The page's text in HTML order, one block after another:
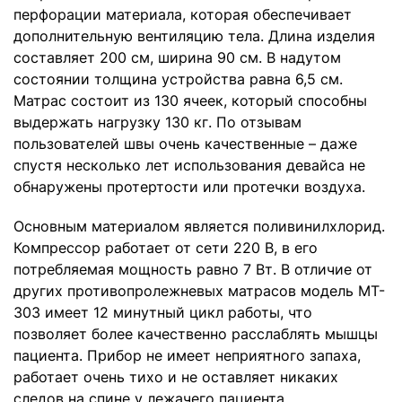
перфорации материала, которая обеспечивает
дополнительную вентиляцию тела. Длина изделия
составляет 200 см, ширина 90 см. В надутом
состоянии толщина устройства равна 6,5 см.
Матрас состоит из 130 ячеек, который способны
выдержать нагрузку 130 кг. По отзывам
пользователей швы очень качественные – даже
спустя несколько лет использования девайса не
обнаружены протертости или протечки воздуха.
Основным материалом является поливинилхлорид.
Компрессор работает от сети 220 В, в его
потребляемая мощность равно 7 Вт. В отличие от
других противопролежневых матрасов модель MT-
303 имеет 12 минутный цикл работы, что
позволяет более качественно расслаблять мышцы
пациента. Прибор не имеет неприятного запаха,
работает очень тихо и не оставляет никаких